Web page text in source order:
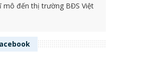
mô đến thị trường BĐS Việt